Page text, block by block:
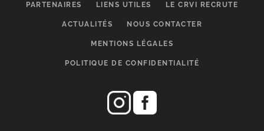
PARTENAIRES LIENS UTILES LE CRVI RECRUTE
ACTUALITÉS NOUS CONTACTER
MENTIONS LÉGALES
POLITIQUE DE CONFIDENTIALITÉ